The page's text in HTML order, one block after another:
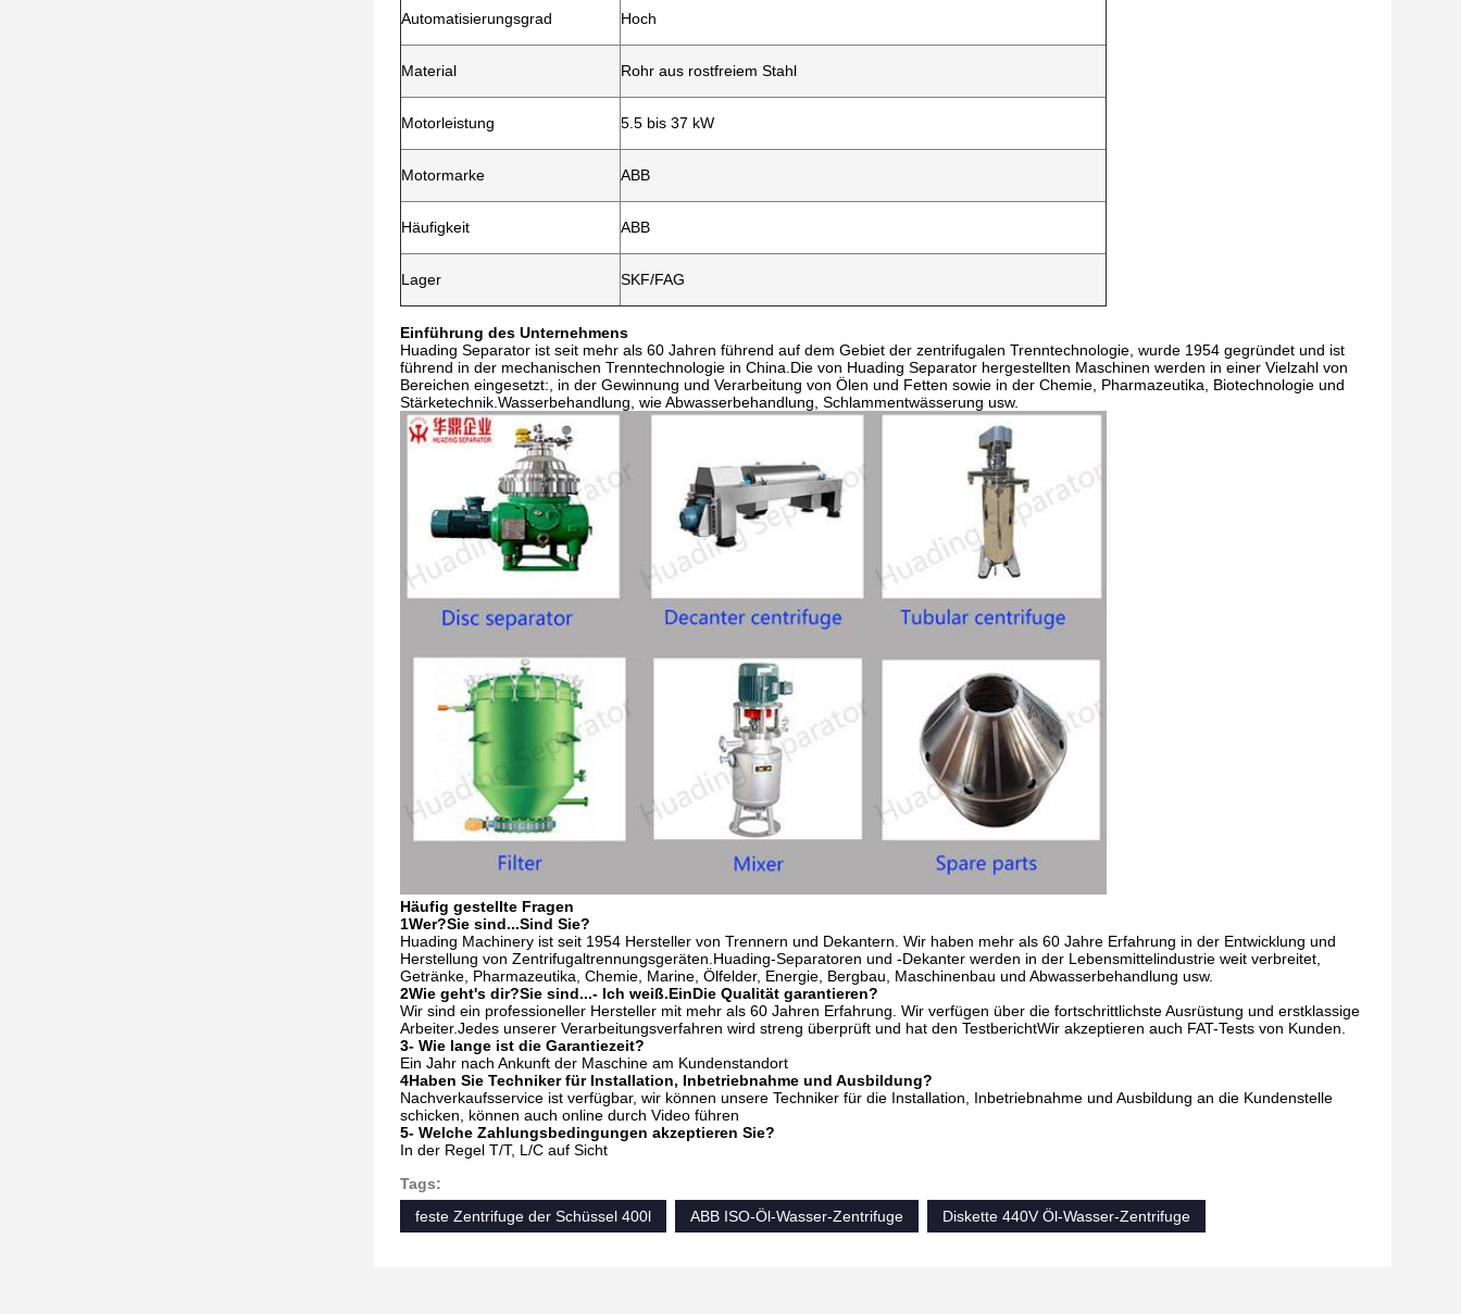
Automatisierungsgrad Hoch
Material Rohr aus rostfreiem Stahl
Motorleistung 5.5 bis 37 kW
Motormarke ABB
Häufigkeit ABB
Lager SKF/FAG
Einführung des Unternehmens
Huading Separator ist seit mehr als 60 Jahren führend auf dem Gebiet der zentrifugalen Trenntechnologie, wurde 1954 gegründet und ist
führend in der mechanischen Trenntechnologie in China.Die von Huading Separator hergestellten Maschinen werden in einer Vielzahl von
Bereichen eingesetzt:, in der Gewinnung und Verarbeitung von Ölen und Fetten sowie in der Chemie, Pharmazeutika, Biotechnologie und
Stärketechnik.Wasserbehandlung, wie Abwasserbehandlung, Schlammentwässerung usw.
Häufig gestellte Fragen
1Wer?Sie sind...Sind Sie?
Huading Machinery ist seit 1954 Hersteller von Trennern und Dekantern. Wir haben mehr als 60 Jahre Erfahrung in der Entwicklung und
Herstellung von Zentrifugaltrennungsgeräten.Huading-Separatoren und -Dekanter werden in der Lebensmittelindustrie weit verbreitet,
Getränke, Pharmazeutika, Chemie, Marine, Ölfelder, Energie, Bergbau, Maschinenbau und Abwasserbehandlung usw.
2Wie geht's dir?Sie sind...- Ich weiß.EinDie Qualität garantieren?
Wir sind ein professioneller Hersteller mit mehr als 60 Jahren Erfahrung. Wir verfügen über die fortschrittlichste Ausrüstung und erstklassige
Arbeiter.Jedes unserer Verarbeitungsverfahren wird streng überprüft und hat den TestberichtWir akzeptieren auch FAT-Tests von Kunden.
3- Wie lange ist die Garantiezeit?
Ein Jahr nach Ankunft der Maschine am Kundenstandort
4Haben Sie Techniker für Installation, Inbetriebnahme und Ausbildung?
Nachverkaufsservice ist verfügbar, wir können unsere Techniker für die Installation, Inbetriebnahme und Ausbildung an die Kundenstelle
schicken, können auch online durch Video führen
5- Welche Zahlungsbedingungen akzeptieren Sie?
In der Regel T/T, L/C auf Sicht
Tags:
feste Zentrifuge der Schüssel 400l
ABB ISO-Öl-Wasser-Zentrifuge Diskette 440V Öl-Wasser-Zentrifuge